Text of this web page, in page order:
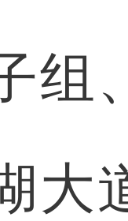
组
大